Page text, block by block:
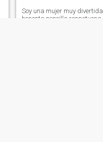
Soy una mujer muy divertida
honesta sencilla respetuosa